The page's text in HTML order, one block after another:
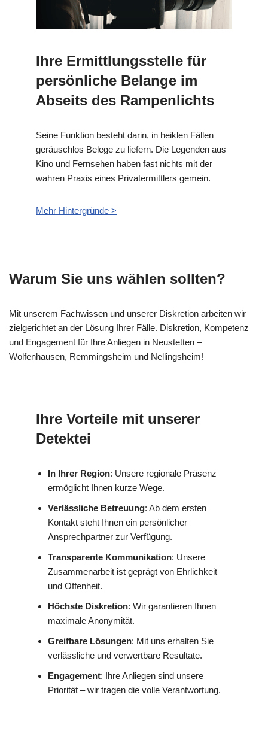
Ihre Ermittlungsstelle für
persönliche Belange im
Abseits des Rampenlichts
Seine Funktion besteht darin, in heiklen Fällen
geräuschlos Belege zu liefern. Die Legenden aus
Kino und Fernsehen haben fast nichts mit der
wahren Praxis eines Privatermittlers gemein.
Mehr Hintergründe >
Warum Sie uns wählen sollten?
Mit unserem Fachwissen und unserer Diskretion arbeiten wir
zielgerichtet an der Lösung Ihrer Fälle. Diskretion, Kompetenz
und Engagement für Ihre Anliegen in Neustetten –
Wolfenhausen, Remmingsheim und Nellingsheim!
Ihre Vorteile mit unserer
Detektei
In Ihrer Region: Unsere regionale Präsenz
ermöglicht Ihnen kurze Wege.
Verlässliche Betreuung: Ab dem ersten
Kontakt steht Ihnen ein persönlicher
Ansprechpartner zur Verfügung.
Transparente Kommunikation: Unsere
Zusammenarbeit ist geprägt von Ehrlichkeit
und Offenheit.
Höchste Diskretion: Wir garantieren Ihnen
maximale Anonymität.
Greifbare Lösungen: Mit uns erhalten Sie
verlässliche und verwertbare Resultate.
Engagement: Ihre Anliegen sind unsere
Priorität – wir tragen die volle Verantwortung.